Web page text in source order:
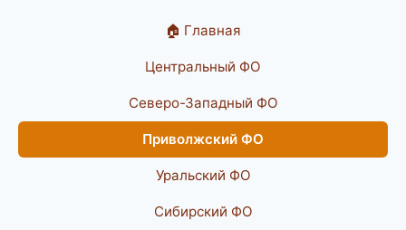
🏠 Главная
Центральный ФО
Северо-Западный ФО
Приволжский ФО
Уральский ФО
Сибирский ФО